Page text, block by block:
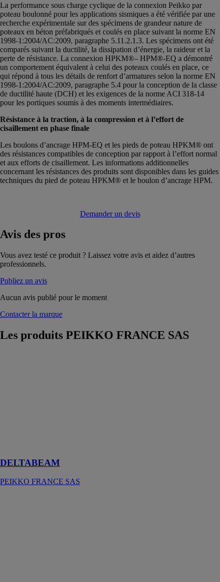
La performance sous charge cyclique de la connexion Peikko par
poteau boulonné pour les applications sismiques a été vérifiée par une
recherche expérimentale sur des spécimens de grandeur nature de
poteaux en béton préfabriqués et coulés en place suivant la norme EN
1998-1:2004/AC:2009, paragraphe 5.11.2.1.3. Les spécimens ont été
comparés suivant la ductilité, la dissipation d’énergie, la raideur et la
perte de résistance. La connexion HPKM®– HPM®-EQ a démontré
un comportement équivalent à celui des poteaux coulés en place, ce
qui répond à tous les détails de renfort d’armatures selon la norme EN
1998-1:2004/AC:2009, paragraphe 5.4 pour la conception de la classe
de ductilité haute (DCH) et les exigences de la norme ACI 318-14
pour les portiques soumis à des moments intermédiaires.
Résistance à la traction, à la compression et à l’effort de
cisaillement en phase finale
Les boulons d’ancrage HPM-EQ et les pieds de poteau HPKM® ont
des résistances compatibles de conception par rapport à l’effort normal
et aux efforts de cisaillement. Les informations additionnelles
concernant les résistances des produits sont disponibles dans les guides
techniques du pied de poteau HPKM® et le boulon d’ancrage HPM.
Demander un devis
Avis des pros
Vous avez testé ce produit ? Laissez votre avis et aidez d’autres
professionnels.
Publiez un avis
Aucun avis publié pour le moment
Contacter la marque
Les produits PEIKKO FRANCE SAS
DELTABEAM
PEIKKO FRANCE SAS